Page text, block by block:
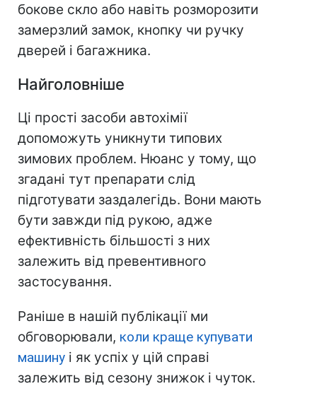
бокове скло або навіть розморозити
замерзлий замок, кнопку чи ручку
дверей і багажника.
Найголовніше
Ці прості засоби автохімії
допоможуть уникнути типових
зимових проблем. Нюанс у тому, що
згадані тут препарати слід
підготувати заздалегідь. Вони мають
бути завжди під рукою, адже
ефективність більшості з них
залежить від превентивного
застосування.
Раніше в нашій публікації ми
обговорювали, коли краще купувати
машину і як успіх у цій справі
залежить від cезону знижок і чуток.